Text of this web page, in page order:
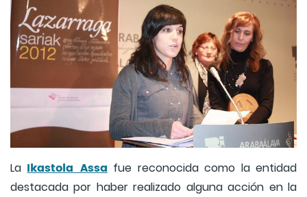
La Ikastola Assa fue reconocida como la entidad
destacada por haber realizado alguna acción en la